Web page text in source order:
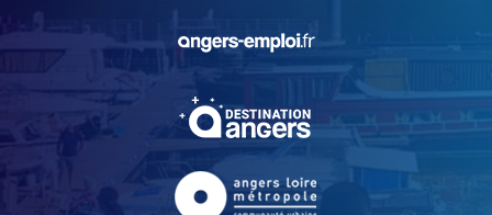
, Ouvre une nouvelle
, Ouvre une nouvelle